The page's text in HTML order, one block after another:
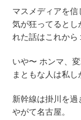
マスメディアを信
気が狂ってるとし
れた話はこれから
いや〜 ホンマ、
まともな人は私し
新幹線は掛川を過
やがて名古屋。